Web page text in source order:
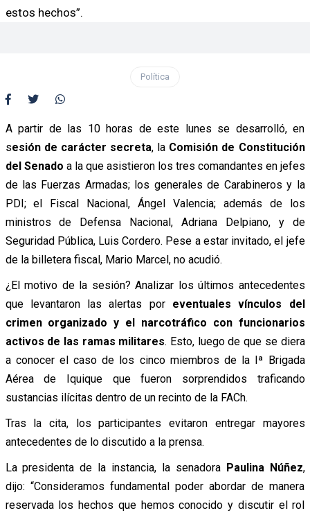
estos hechos”.
Política
A partir de las 10 horas de este lunes se desarrolló, en
sesión de carácter secreta, la Comisión de Constitución
del Senado a la que asistieron los tres comandantes en jefes
de las Fuerzas Armadas; los generales de Carabineros y la
PDI; el Fiscal Nacional, Ángel Valencia; además de los
ministros de Defensa Nacional, Adriana Delpiano, y de
Seguridad Pública, Luis Cordero. Pese a estar invitado, el jefe
de la billetera fiscal, Mario Marcel, no acudió.
¿El motivo de la sesión? Analizar los últimos antecedentes
que levantaron las alertas por eventuales vínculos del
crimen organizado y el narcotráfico con funcionarios
activos de las ramas militares. Esto, luego de que se diera
a conocer el caso de los cinco miembros de la Iª Brigada
Aérea de Iquique que fueron sorprendidos traficando
sustancias ilícitas dentro de un recinto de la FACh.
Tras la cita, los participantes evitaron entregar mayores
antecedentes de lo discutido a la prensa.
La presidenta de la instancia, la senadora Paulina Núñez,
dijo: “Consideramos fundamental poder abordar de manera
reservada los hechos que hemos conocido y discutir el rol